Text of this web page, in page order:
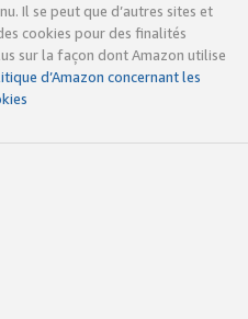
Il se peut que d’autres sites et
cookies pour des finalités
sur la façon dont Amazon utilise
d’Amazon concernant les